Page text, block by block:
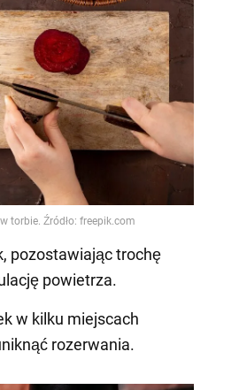
pozostawiając trochę
powietrza.
w kilku miejscach
rozerwania.